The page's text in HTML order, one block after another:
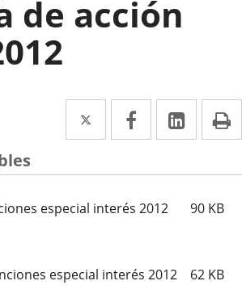
de acción
Twitter
Enlace
a
una
externa.
Facebook
Enlace
a
una
externa.
Enlace
a
una
especial interés 2012 90 KB
especial interés 2012 62 KB